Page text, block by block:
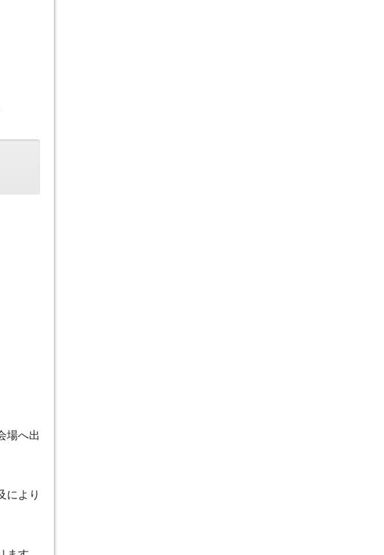
場へ出
により